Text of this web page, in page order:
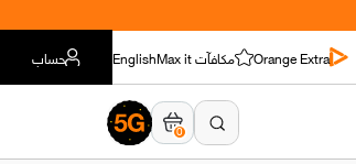
Orange Extra مكافآت Max it English حساب
0